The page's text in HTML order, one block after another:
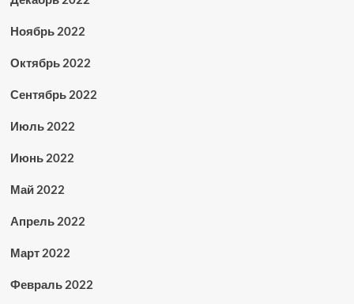
Ноябрь 2022
Октябрь 2022
Сентябрь 2022
Июль 2022
Июнь 2022
Май 2022
Апрель 2022
Март 2022
Февраль 2022